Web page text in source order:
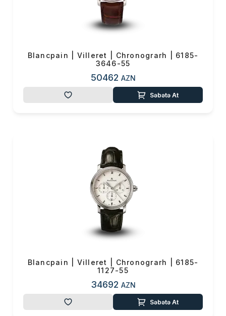
Blancpain | Villeret | Chronograrh | 6185-
3646-55
50462 AZN
Səbətə At
Blancpain | Villeret | Chronograrh | 6185-
1127-55
34692 AZN
Səbətə At